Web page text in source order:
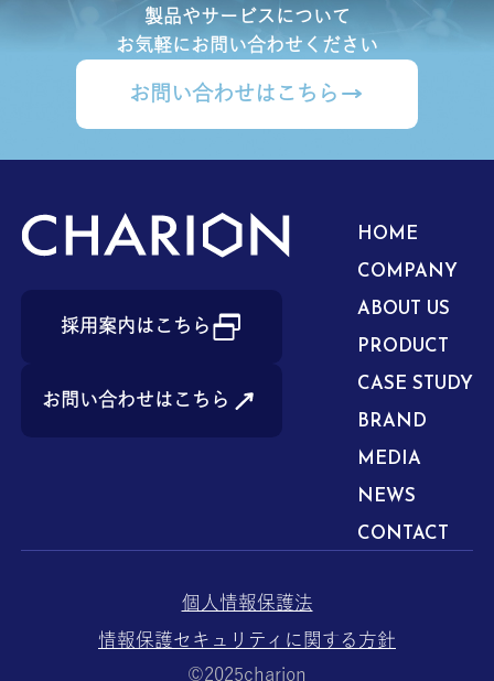
製品やサービスについて
お気軽にお問い合わせください
お問い合わせはこちら
採用案内はこちら
お問い合わせはこちら
HOME
COMPANY
ABOUT US
PRODUCT
CASE STUDY
BRAND
MEDIA
NEWS
CONTACT
©︎2025charion
個人情報保護法
情報保護セキュリティに関する方針